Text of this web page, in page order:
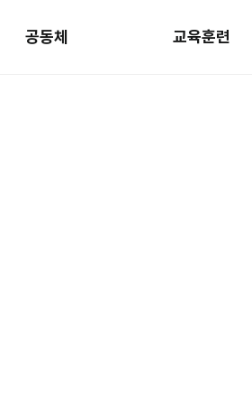
공동체 교육훈련